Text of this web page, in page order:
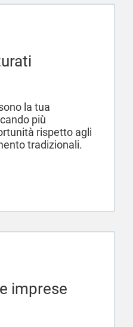
la tua
più
rispetto agli
tradizionali.
imprese